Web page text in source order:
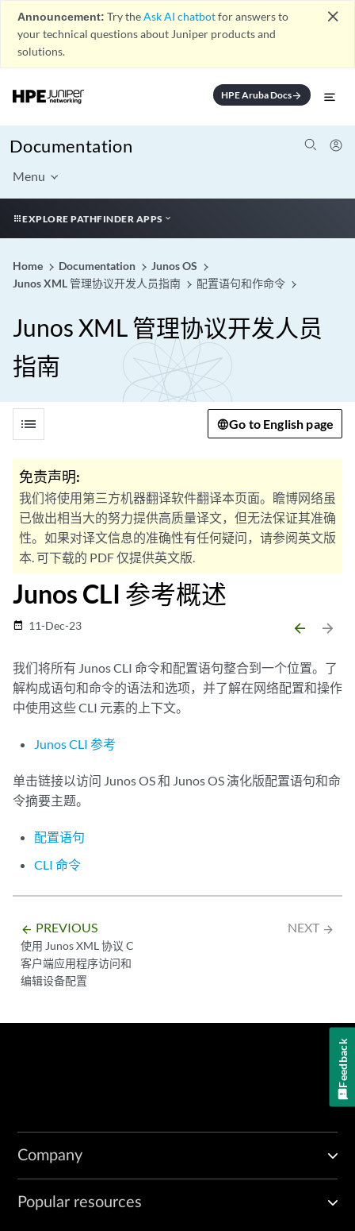
Announcement: Try theAsk AI chatbotfor answers to
your technical questions about Juniper products and
solutions.
close
HPE Aruba Docsarrow_forward
Documentation
Menu
EXPLORE PATHFINDER APPS
Home Documentation
Junos OS
Junos XML 管理协议开发人员指南
配置语句和作命令
Junos XML 管理协议开发人员
指南
list Go to English page
免责声明:
我们将使用第三方机器翻译软件翻译本页面。瞻博网络虽
已做出相当大的努力提供高质量译文，但无法保证其准确
性。如果对译文信息的准确性有任何疑问，请参阅英文版
本. 可下载的 PDF 仅提供英文版.
Junos CLI 参考概述
date_range 11-Dec-23 arrow_backward arrow_forward
我们将所有 Junos CLI 命令和配置语句整合到一个位置。了
解构成语句和命令的语法和选项，并了解在网络配置和操作
中使用这些 CLI 元素的上下文。
Junos CLI 参考
单击链接以访问 Junos OS 和 Junos OS 演化版配置语句和命
令摘要主题。
配置语句
CLI 命令
arrow_backward PREVIOUS
使用 Junos XML 协议 C
客户端应用程序访问和
编辑设备配置
NEXT arrow_forward
Company
Popular resources
Feedback